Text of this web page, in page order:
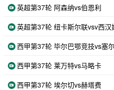
英超第37轮 阿森纳vs伯恩利
英超第37轮 纽卡斯尔联vsv西汉
西甲第37轮 毕尔巴鄂竞技vs塞
西甲第37轮 莱万特vs马略卡
西甲第37轮 埃尔切vs赫塔费